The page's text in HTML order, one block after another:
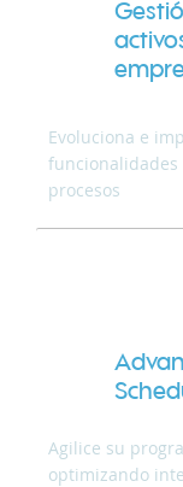
Evoluciona e
funcionalidades
procesos
Agilice su
optimizando